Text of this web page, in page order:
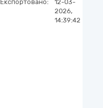
Експортовано:
12-03-
2026,
14:39:42